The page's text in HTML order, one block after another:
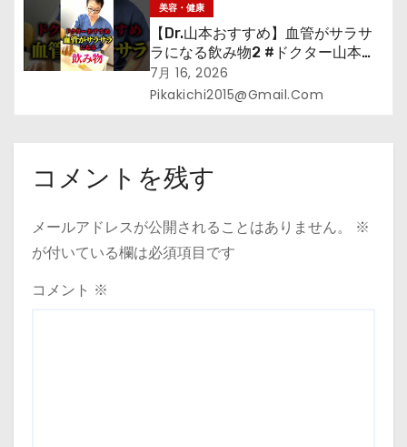
美容・健康
【Dr.山本おすすめ】血管がサラサ
ラになる飲み物2 #ドクター山本
#Dr.山本#緑茶
7月 16, 2026
Pikakichi2015@gmail.com
コメントを残す
メールアドレスが公開されることはありません。
※
が付いている欄は必須項目です
コメント ※